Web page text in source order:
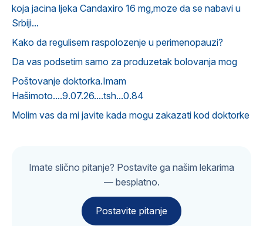
koja jacina ljeka Candaxiro 16 mg,moze da se nabavi u
Srbiji...
Kako da regulisem raspolozenje u perimenopauzi?
Da vas podsetim samo za produzetak bolovanja mog
Poštovanje doktorka.Imam
Hašimoto....9.07.26....tsh...0.84
Molim vas da mi javite kada mogu zakazati kod doktorke
Imate slično pitanje? Postavite ga našim lekarima
— besplatno.
Postavite pitanje